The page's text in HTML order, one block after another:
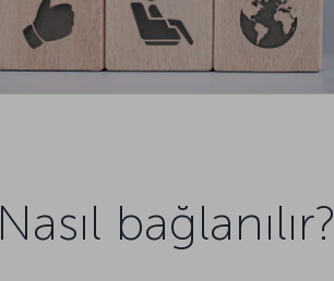
Nasıl bağlanılır?